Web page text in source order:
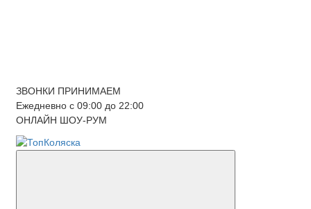
ЗВОНКИ ПРИНИМАЕМ
Ежедневно с 09:00 до 22:00
ОНЛАЙН ШОУ-РУМ